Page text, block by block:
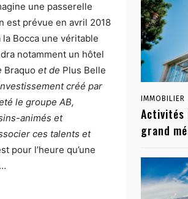
une passerelle
est prévue en avril 2018
Bocca une véritable
notamment un hôtel
Braquo et de Plus Belle
créé par
le groupe AB,
animés et
ces talents et
pour l’heure qu’une
IMMOBILIER
Activités
grand